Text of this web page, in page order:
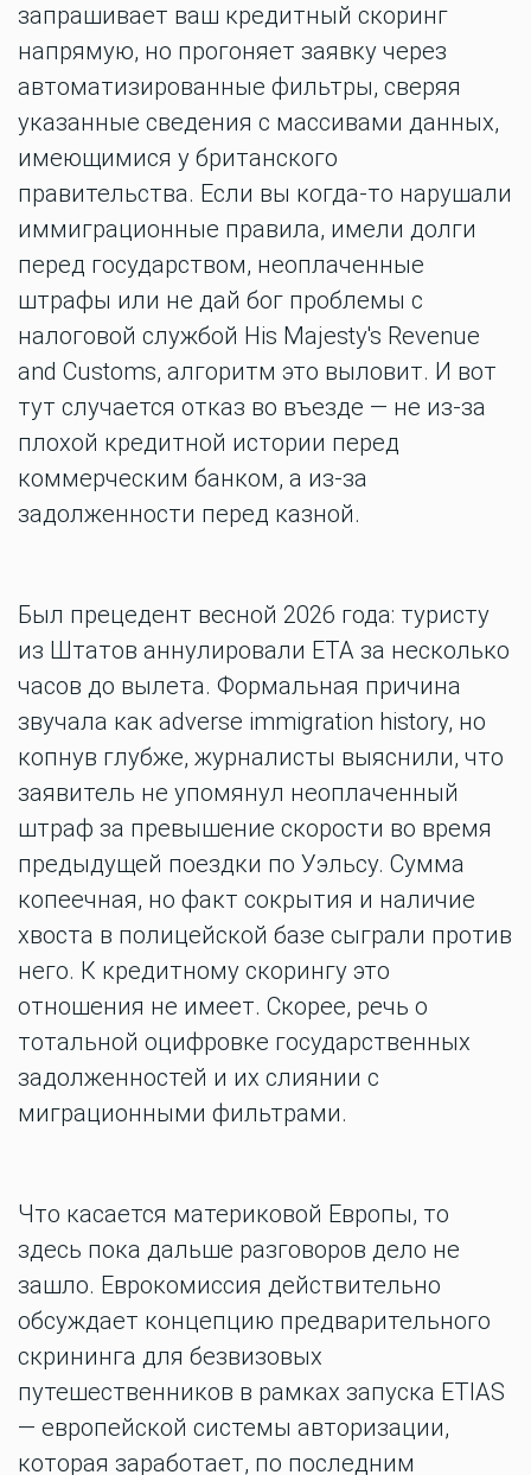
запрашивает ваш кредитный скоринг
напрямую, но прогоняет заявку через
автоматизированные фильтры, сверяя
указанные сведения с массивами данных,
имеющимися у британского
правительства. Если вы когда-то нарушали
иммиграционные правила, имели долги
перед государством, неоплаченные
штрафы или не дай бог проблемы с
налоговой службой His Majesty's Revenue
and Customs, алгоритм это выловит. И вот
тут случается отказ во въезде — не из-за
плохой кредитной истории перед
коммерческим банком, а из-за
задолженности перед казной.
Был прецедент весной 2026 года: туристу
из Штатов аннулировали ETA за несколько
часов до вылета. Формальная причина
звучала как adverse immigration history, но
копнув глубже, журналисты выяснили, что
заявитель не упомянул неоплаченный
штраф за превышение скорости во время
предыдущей поездки по Уэльсу. Сумма
копеечная, но факт сокрытия и наличие
хвоста в полицейской базе сыграли против
него. К кредитному скорингу это
отношения не имеет. Скорее, речь о
тотальной оцифровке государственных
задолженностей и их слиянии с
миграционными фильтрами.
Что касается материковой Европы, то
здесь пока дальше разговоров дело не
зашло. Еврокомиссия действительно
обсуждает концепцию предварительного
скрининга для безвизовых
путешественников в рамках запуска ETIAS
— европейской системы авторизации,
которая заработает, по последним